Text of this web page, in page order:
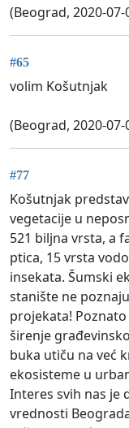
(Beograd, 2020-07-
#65
volim Košutnjak
(Beograd, 2020-07-
#77
Košutnjak
vegetacije u
521 biljna vrsta, a
ptica, 15 vrsta
insekata. Šumski
stanište ne
projekata!
širenje
buka utiču na već
ekosisteme u
Interes svih nas je
vrednosti